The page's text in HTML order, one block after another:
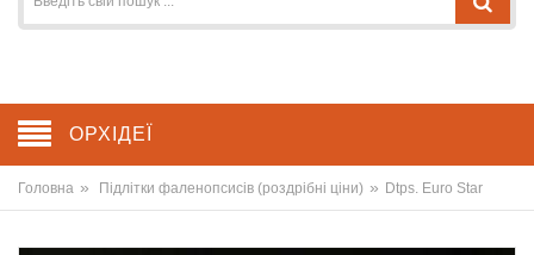
ОРХІДЕЇ
Головна » Підлітки фаленопсисів (роздрібні ціни) » Dtps. Euro Star